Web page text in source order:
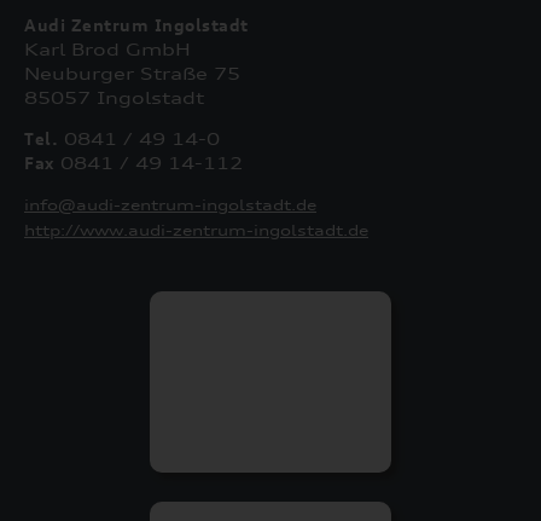
Audi Zentrum Ingolstadt
Karl Brod GmbH
Neuburger Straße 75
85057 Ingolstadt
Tel. 0841 / 49 14-0
Fax 0841 / 49 14-112
info@audi-zentrum-ingolstadt.de
http://www.audi-zentrum-ingolstadt.de